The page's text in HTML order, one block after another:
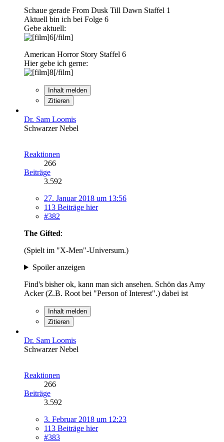
Schaue gerade From Dusk Till Dawn Staffel 1
Aktuell bin ich bei Folge 6
Gebe aktuell:
American Horror Story Staffel 6
Hier gebe ich gerne:
Inhalt melden
Zitieren
Dr. Sam Loomis
Schwarzer Nebel
Reaktionen
266
Beiträge
3.592
27. Januar 2018 um 13:56
113 Beiträge hier
#382
The Gifted:
(Spielt im "X-Men"-Universum.)
Spoiler anzeigen
Find's bisher ok, kann man sich ansehen. Schön das Amy
Acker (Z.B. Root bei "Person of Interest".) dabei ist
Inhalt melden
Zitieren
Dr. Sam Loomis
Schwarzer Nebel
Reaktionen
266
Beiträge
3.592
3. Februar 2018 um 12:23
113 Beiträge hier
#383